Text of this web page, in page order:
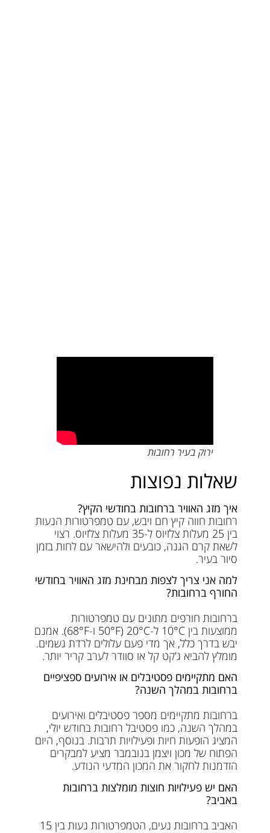
ירוק בעיר רחובות
שאלות נפוצות
איך מזג האוויר ברחובות בחודשי הקיץ?
רחובות חווה קיץ חם ויבש, עם טמפרטורות הנעות
בין 25 מעלות צלזיוס ל-35 מעלות צלזיוס. רצוי
לשאת קרם הגנה, כובעים ולהישאר עם לחות בזמן
סיור בעיר.
למה אני צריך לצפות מבחינת מזג האוויר בחודשי
החורף ברחובות?
ברחובות חורפים מתונים עם טמפרטורות
ממוצעות בין 10°C ל-20°C (50°F ו-68°F). אמנם
יבש בדרך כלל, אך מדי פעם עלולים לרדת גשמים.
מומלץ להביא ג'קט קל או סוודר לערב קריר יותר.
האם מתקיימים פסטיבלים או אירועים ספציפיים
ברחובות במהלך השנה?
ברחובות מתקיימים מספר פסטיבלים ואירועים
במהלך השנה, כמו פסטיבל רחובות בחודש יולי,
המציג הופעות חיות ופעילויות תרבות. בנוסף, היום
הפתוח של מכון ויצמן בנובמבר מציע למבקרים
הזדמנות לחקור את המכון המדעי הנודע.
האם יש פעילויות חוצות מומלצות ברחובות
באביב?
האביב ברחובות נעים, הטמפרטורות נעות בין 15